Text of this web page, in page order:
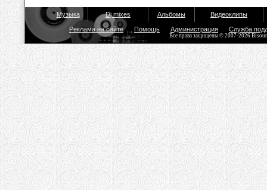
Музыка Dj mixes Альбомы Видеоклипы
Реклама на сайте Помощь Администрация Служба
Все права защищены © 2007-2026